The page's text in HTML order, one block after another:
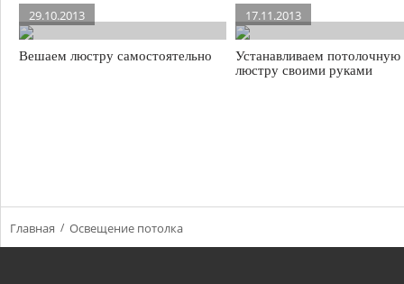
29.10.2013
Вешаем люстру самостоятельно
17.11.2013
Устанавливаем потолочную
люстру своими руками
Главная Освещение потолка